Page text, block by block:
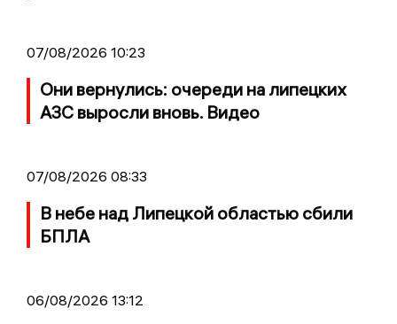
07/08/2026 10:23
Они вернулись: очереди на липецких
АЗС выросли вновь. Видео
07/08/2026 08:33
В небе над Липецкой областью сбили
БПЛА
06/08/2026 13:12